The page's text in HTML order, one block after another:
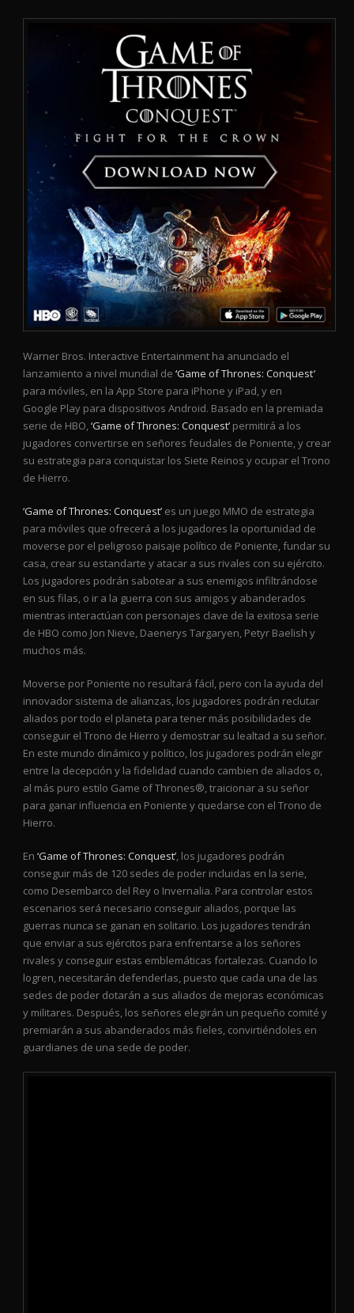
Warner Bros. Interactive Entertainment ha anunciado el
lanzamiento a nivel mundial de ‘Game of Thrones: Conquest‘
para móviles, en la App Store para iPhone y iPad, y en
Google Play para dispositivos Android. Basado en la premiada
serie de HBO,‘Game of Thrones: Conquest’ permitirá a los
jugadores convertirse en señores feudales de Poniente, y crear
su estrategia para conquistar los Siete Reinos y ocupar el Trono
de Hierro.
‘Game of Thrones: Conquest’ es un juego MMO de estrategia
para móviles que ofrecerá a los jugadores la oportunidad de
moverse por el peligroso paisaje político de Poniente, fundar su
casa, crear su estandarte y atacar a sus rivales con su ejército.
Los jugadores podrán sabotear a sus enemigos infiltrándose
en sus filas, o ir a la guerra con sus amigos y abanderados
mientras interactúan con personajes clave de la exitosa serie
de HBO como Jon Nieve, Daenerys Targaryen, Petyr Baelish y
muchos más.
Moverse por Poniente no resultará fácil, pero con la ayuda del
innovador sistema de alianzas, los jugadores podrán reclutar
aliados por todo el planeta para tener más posibilidades de
conseguir el Trono de Hierro y demostrar su lealtad a su señor.
En este mundo dinámico y político, los jugadores podrán elegir
entre la decepción y la fidelidad cuando cambien de aliados o,
al más puro estilo Game of Thrones®, traicionar a su señor
para ganar influencia en Poniente y quedarse con el Trono de
Hierro.
En ‘Game of Thrones: Conquest’, los jugadores podrán
conseguir más de 120 sedes de poder incluidas en la serie,
como Desembarco del Rey o Invernalia. Para controlar estos
escenarios será necesario conseguir aliados, porque las
guerras nunca se ganan en solitario. Los jugadores tendrán
que enviar a sus ejércitos para enfrentarse a los señores
rivales y conseguir estas emblemáticas fortalezas. Cuando lo
logren, necesitarán defenderlas, puesto que cada una de las
sedes de poder dotarán a sus aliados de mejoras económicas
y militares. Después, los señores elegirán un pequeño comité y
premiarán a sus abanderados más fieles, convirtiéndoles en
guardianes de una sede de poder.